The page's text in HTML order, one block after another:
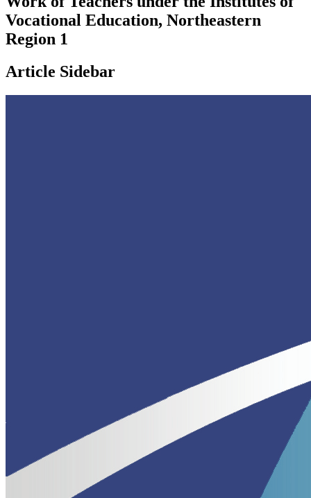
Vocational Education, Northeastern
Region 1
Article Sidebar